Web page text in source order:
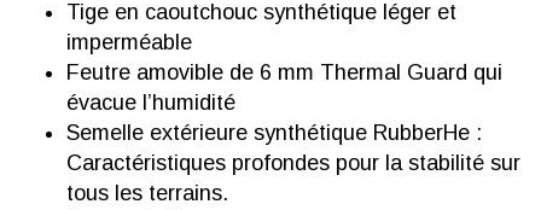
Tige en caoutchouc synthétique léger et
imperméable
Feutre amovible de 6 mm Thermal Guard qui
évacue l’humidité
Semelle extérieure synthétique RubberHe :
Caractéristiques profondes pour la stabilité sur
tous les terrains.